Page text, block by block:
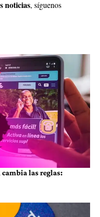
noticias, síguenos
cambia las reglas: